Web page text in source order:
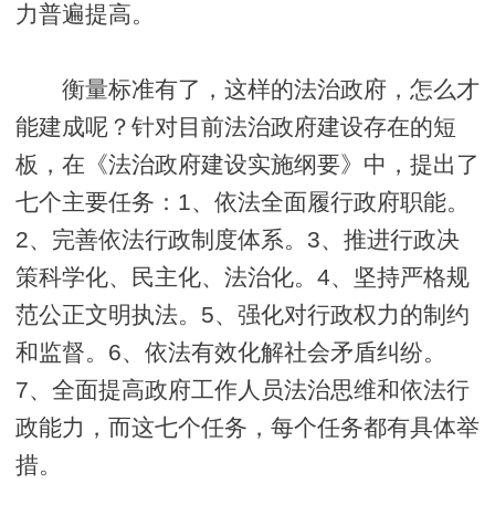
力普遍提高。
衡量标准有了，这样的法治政府，怎么才
能建成呢？针对目前法治政府建设存在的短
板，在《法治政府建设实施纲要》中，提出了
七个主要任务：1、依法全面履行政府职能。
2、完善依法行政制度体系。3、推进行政决
策科学化、民主化、法治化。4、坚持严格规
范公正文明执法。5、强化对行政权力的制约
和监督。6、依法有效化解社会矛盾纠纷。
7、全面提高政府工作人员法治思维和依法行
政能力，而这七个任务，每个任务都有具体举
措。